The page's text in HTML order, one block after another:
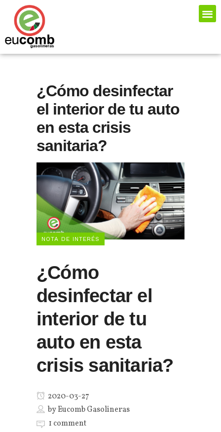
¿Cómo desinfectar
el interior de tu auto
en esta crisis
sanitaria?
NOTA DE INTERÉS
¿Cómo
desinfectar el
interior de tu
auto en esta
crisis sanitaria?
2020-03-27
byEucomb Gasolineras
1 comment